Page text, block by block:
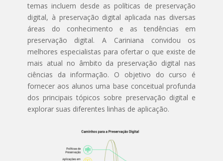
temas incluem desde as políticas de preservação
digital, à preservação digital aplicada nas diversas
áreas do conhecimento e as tendências em
preservação digital. A Cariniana convidou os
melhores especialistas para ofertar o que existe de
mais atual no âmbito da preservação digital nas
ciências da informação. O objetivo do curso é
fornecer aos alunos uma base conceitual profunda
dos principais tópicos sobre preservação digital e
explorar suas diferentes linhas de aplicação.